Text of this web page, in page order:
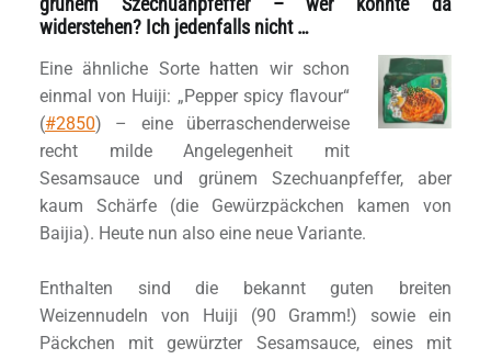
widerstehen? Ich jedenfalls nicht …
Eine ähnliche Sorte hatten wir schon
einmal von Huiji: „Pepper spicy flavour“
(#2850) – eine überraschenderweise
recht milde Angelegenheit mit
Sesamsauce und grünem Szechuanpfeffer, aber
kaum Schärfe (die Gewürzpäckchen kamen von
Baijia). Heute nun also eine neue Variante.
Enthalten sind die bekannt guten breiten
Weizennudeln von Huiji (90 Gramm!) sowie ein
Päckchen mit gewürzter Sesamsauce, eines mit